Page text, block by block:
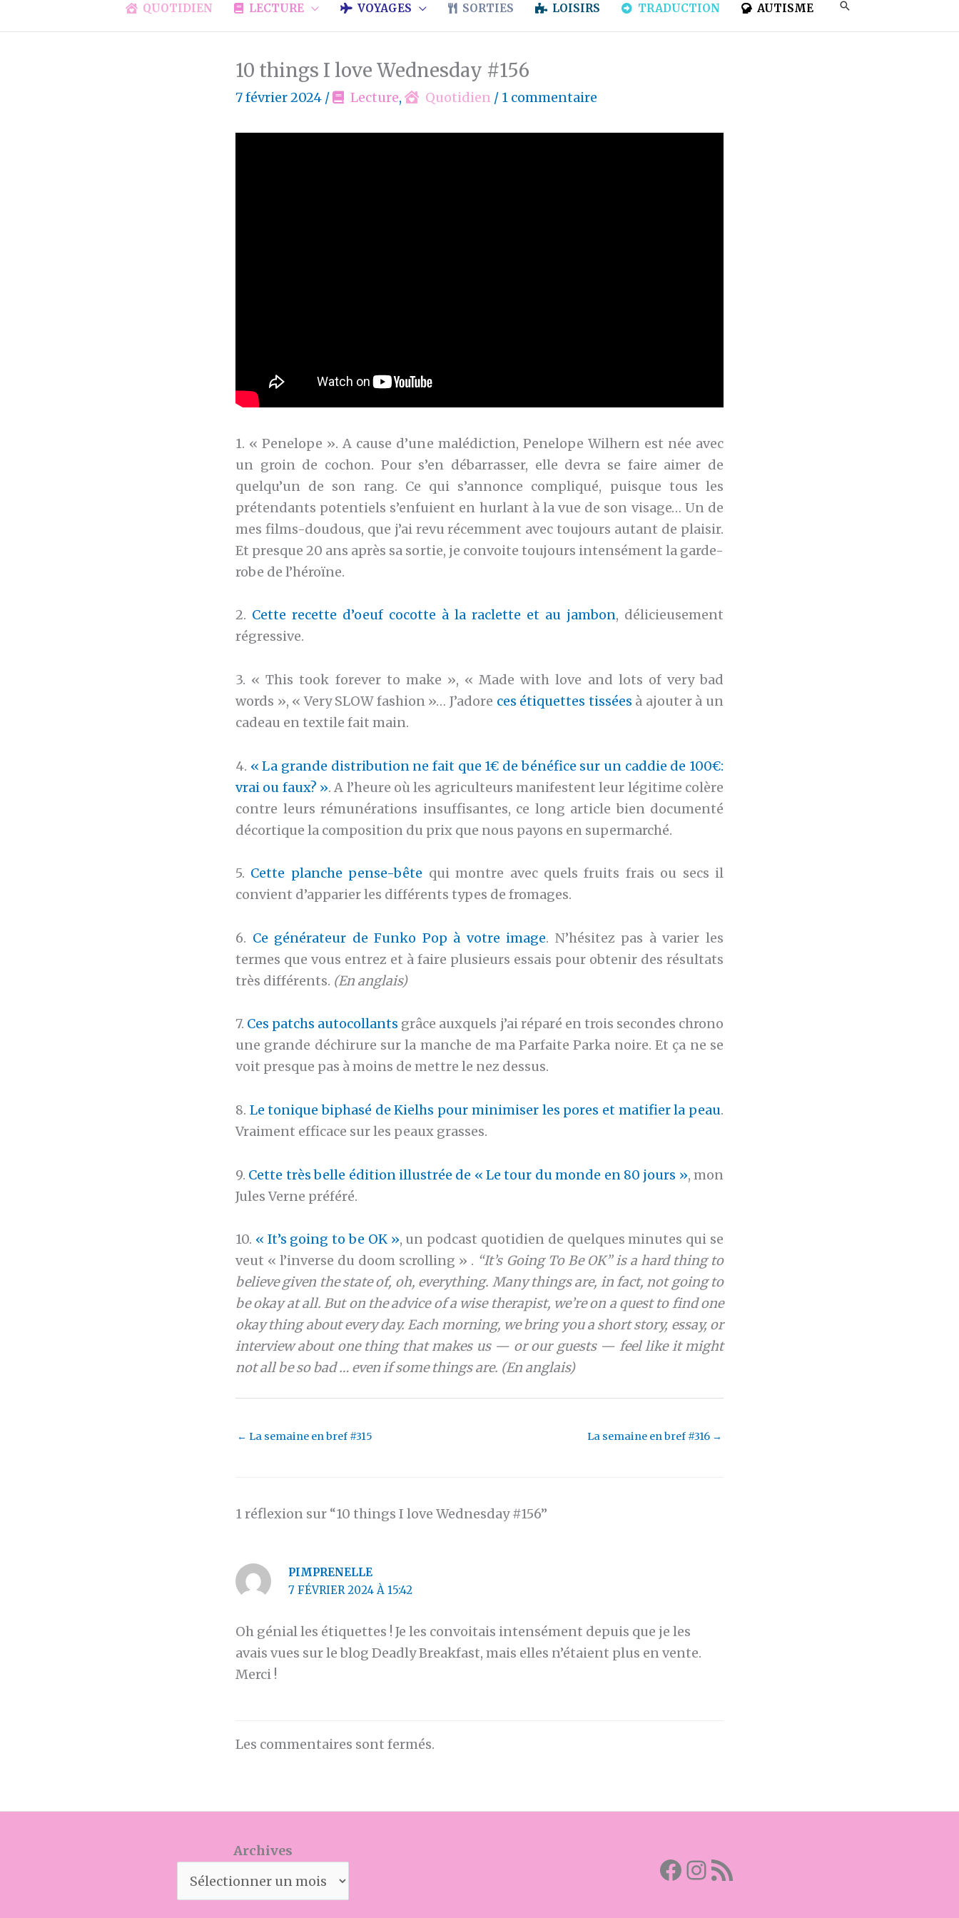
QUOTIDIEN LECTURE VOYAGES SORTIES LOISIRS TRADUCTION AUTISME
10 things I love Wednesday #156
7 février 2024 / Lecture, Quotidien / 1 commentaire
1. « Penelope ». A cause d’une malédiction, Penelope Wilhern est née avec
un groin de cochon. Pour s’en débarrasser, elle devra se faire aimer de
quelqu’un de son rang. Ce qui s’annonce compliqué, puisque tous les
prétendants potentiels s’enfuient en hurlant à la vue de son visage… Un de
mes films-doudous, que j’ai revu récemment avec toujours autant de plaisir.
Et presque 20 ans après sa sortie, je convoite toujours intensément la garde-
robe de l’héroïne.
2. Cette recette d’oeuf cocotte à la raclette et au jambon, délicieusement
régressive.
3. « This took forever to make », « Made with love and lots of very bad
words », « Very SLOW fashion »… J’adore ces étiquettes tissées à ajouter à un
cadeau en textile fait main.
4. « La grande distribution ne fait que 1€ de bénéfice sur un caddie de 100€:
vrai ou faux? ». A l’heure où les agriculteurs manifestent leur légitime colère
contre leurs rémunérations insuffisantes, ce long article bien documenté
décortique la composition du prix que nous payons en supermarché.
5. Cette planche pense-bête qui montre avec quels fruits frais ou secs il
convient d’apparier les différents types de fromages.
6. Ce générateur de Funko Pop à votre image. N’hésitez pas à varier les
termes que vous entrez et à faire plusieurs essais pour obtenir des résultats
très différents. (En anglais)
7. Ces patchs autocollants grâce auxquels j’ai réparé en trois secondes chrono
une grande déchirure sur la manche de ma Parfaite Parka noire. Et ça ne se
voit presque pas à moins de mettre le nez dessus.
8. Le tonique biphasé de Kielhs pour minimiser les pores et matifier la peau.
Vraiment efficace sur les peaux grasses.
9. Cette très belle édition illustrée de « Le tour du monde en 80 jours », mon
Jules Verne préféré.
10. « It’s going to be OK », un podcast quotidien de quelques minutes qui se
veut « l’inverse du doom scrolling » . “It’s Going To Be OK” is a hard thing to
believe given the state of, oh, everything. Many things are, in fact, not going to
be okay at all. But on the advice of a wise therapist, we’re on a quest to find one
okay thing about every day. Each morning, we bring you a short story, essay, or
interview about one thing that makes us — or our guests — feel like it might
not all be so bad … even if some things are. (En anglais)
← La semaine en bref #315 La semaine en bref #316 →
1 réflexion sur “10 things I love Wednesday #156”
PIMPRENELLE
7 FÉVRIER 2024 À 15:42
Oh génial les étiquettes ! Je les convoitais intensément depuis que je les
avais vues sur le blog Deadly Breakfast, mais elles n’étaient plus en vente.
Merci !
Les commentaires sont fermés.
Archives
Facebook
Mon instagram
Abonnez-vous par RSS